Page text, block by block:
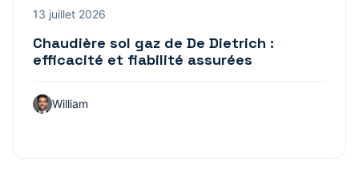
13 juillet 2026
Chaudière sol gaz de De Dietrich :
efficacité et fiabilité assurées
William